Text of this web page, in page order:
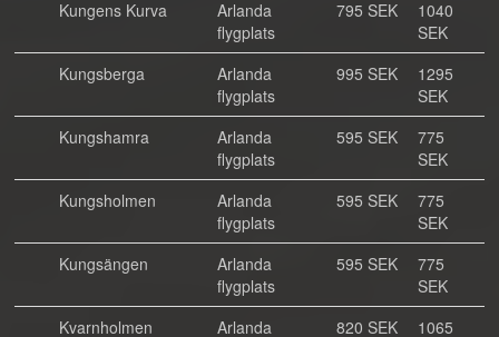
Kungens Kurva
Arlanda
flygplats
795 SEK
1040
SEK
Kungsberga
Arlanda
flygplats
995 SEK
1295
SEK
Kungshamra
Arlanda
flygplats
595 SEK
775
SEK
Kungsholmen
Arlanda
flygplats
595 SEK
775
SEK
Kungsängen
Arlanda
flygplats
595 SEK
775
SEK
Kvarnholmen
Arlanda
820 SEK
1065